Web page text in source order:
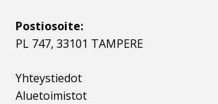
Postiosoite:
PL 747, 33101 TAMPERE
Yhteystiedot
Aluetoimistot